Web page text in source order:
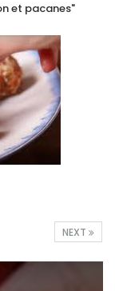
et pacanes"
NEXT